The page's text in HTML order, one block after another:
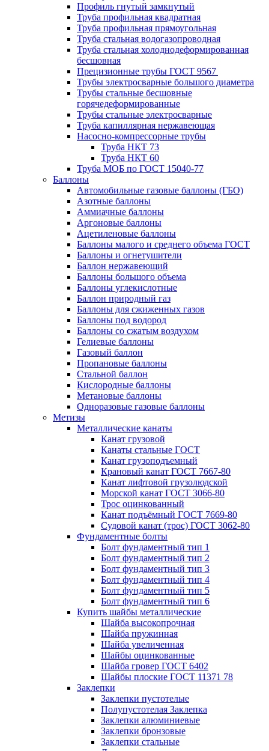
Профиль гнутый замкнутый
Труба профильная квадратная
Труба профильная прямоугольная
Труба стальная водогазопроводная
Труба стальная холоднодеформированная
бесшовная
Прецизионные трубы ГОСТ 9567
Трубы электросварные большого диаметра
Трубы стальные бесшовные
горячедеформированные
Трубы стальные электросварные
Труба капиллярная нержавеющая
Насосно-компрессорные трубы
Труба НКТ 73
Труба НКТ 60
Труба МОБ по ГОСТ 15040-77
Баллоны
Автомобильные газовые баллоны (ГБО)
Азотные баллоны
Аммиачные баллоны
Аргоновые баллоны
Ацетиленовые баллоны
Баллоны малого и среднего объема ГОСТ
Баллоны и огнетушители
Баллон нержавеющий
Баллоны большого объема
Баллоны углекислотные
Баллон природный газ
Баллоны для сжиженных газов
Баллоны под водород
Баллоны со сжатым воздухом
Гелиевые баллоны
Газовый баллон
Пропановые баллоны
Стальной баллон
Кислородные баллоны
Метановые баллоны
Одноразовые газовые баллоны
Метизы
Металлические канаты
Канат грузовой
Канаты стальные ГОСТ
Канат грузоподъемный
Крановый канат ГОСТ 7667-80
Канат лифтовой грузолюдской
Морской канат ГОСТ 3066-80
Трос оцинкованный
Канат подъёмный ГОСТ 7669-80
Судовой канат (трос) ГОСТ 3062-80
Фундаментные болты
Болт фундаментный тип 1
Болт фундаментный тип 2
Болт фундаментный тип 3
Болт фундаментный тип 4
Болт фундаментный тип 5
Болт фундаментный тип 6
Купить шайбы металлические
Шайба высокопрочная
Шайба пружинная
Шайба увеличенная
Шайбы оцинкованные
Шайба гровер ГОСТ 6402
Шайбы плоские ГОСТ 11371 78
Заклепки
Заклепки пустотелые
Полупустотелая Заклепка
Заклепки алюминиевые
Заклепки бронзовые
Заклепки стальные